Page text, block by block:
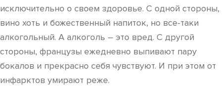
исключительно о своем здоровье. С одной стороны,
вино хоть и божественный напиток, но все-таки
алкогольный. А алкоголь – это вред. С другой
стороны, французы ежедневно выпивают пару
бокалов и прекрасно себя чувствуют. И при этом от
инфарктов умирают реже.